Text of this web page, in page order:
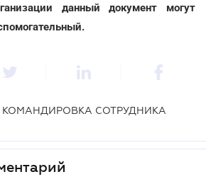
данный документ могут
КОМАНДИРОВКА СОТРУДНИКА